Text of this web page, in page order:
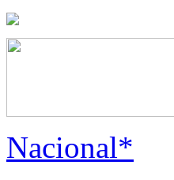
Nacional*